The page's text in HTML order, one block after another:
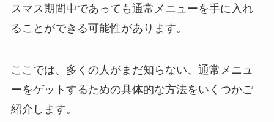
スマス期間中であっても通常メニューを手に入れ
ることができる可能性があります。
ここでは、多くの人がまだ知らない、通常メニュ
ーをゲットするための具体的な方法をいくつかご
紹介します。